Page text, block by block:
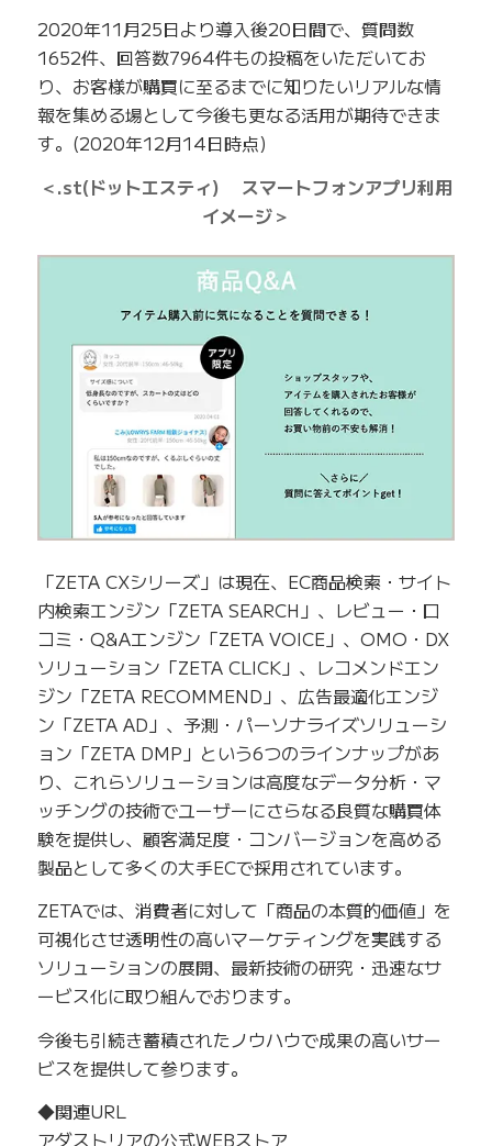
2020年11月25日より導入後20日間で、質問数
1652件、回答数7964件もの投稿をいただいてお
り、お客様が購買に至るまでに知りたいリアルな情
報を集める場として今後も更なる活用が期待できま
す。(2020年12月14日時点)
＜.st(ドットエスティ) スマートフォンアプリ利用
イメージ＞
「ZETA CXシリーズ」は現在、EC商品検索・サイト
内検索エンジン「ZETA SEARCH」、レビュー・口
コミ・Q&Aエンジン「ZETA VOICE」、OMO・DX
ソリューション「ZETA CLICK」、レコメンドエン
ジン「ZETA RECOMMEND」、広告最適化エンジ
ン「ZETA AD」、予測・パーソナライズソリューシ
ョン「ZETA DMP」という6つのラインナップがあ
り、これらソリューションは高度なデータ分析・マ
ッチングの技術でユーザーにさらなる良質な購買体
験を提供し、顧客満足度・コンバージョンを高める
製品として多くの大手ECで採用されています。
ZETAでは、消費者に対して「商品の本質的価値」を
可視化させ透明性の高いマーケティングを実践する
ソリューションの展開、最新技術の研究・迅速なサ
ービス化に取り組んでおります。
今後も引続き蓄積されたノウハウで成果の高いサー
ビスを提供して参ります。
◆関連URL
アダストリアの公式WEBストア